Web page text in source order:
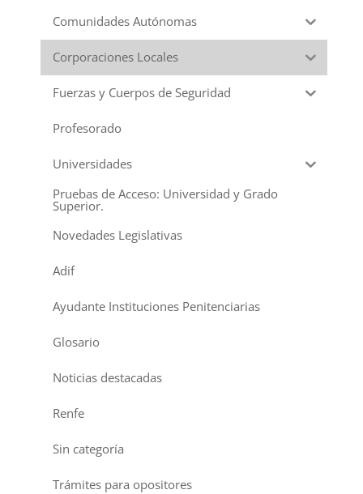
Comunidades Autónomas
Corporaciones Locales
Fuerzas y Cuerpos de Seguridad
Profesorado
Universidades
Pruebas de Acceso: Universidad y Grado
Superior.
Novedades Legislativas
Adif
Ayudante Instituciones Penitenciarias
Glosario
Noticias destacadas
Renfe
Sin categoría
Trámites para opositores